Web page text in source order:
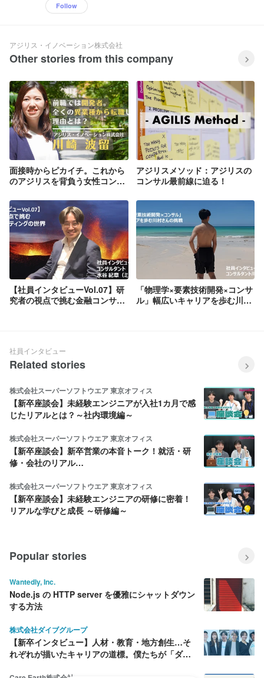
Follow
アジリス・イノベーション株式会社
Other stories from this company
面接時からピカイチ。これから
のアジリスを背負う女性コンサ
た理由とアジリスの魅力を語っ
てもらいました。
アジリスメソッド：アジリスの
コンサル最前線に迫る！
【社員インタビューVol.07】研
究者の視点で挑む金融コンサル
「物理学×要素技術開発×コンサ
ル」幅広いキャリアを歩む川村
社員インタビュー
Related stories
株式会社スーパーソフトウエア 東京オフィス
【新卒座談会】未経験エンジニアが入社1カ月で感
じたリアルとは？～社内環境編～
株式会社スーパーソフトウエア 東京オフィス
【新卒座談会】新卒営業の本音トーク！就活・研
修・会社のリアル…
株式会社スーパーソフトウエア 東京オフィス
【新卒座談会】未経験エンジニアの研修に密着！
リアルな学びと成長 ～研修編～
Popular stories
Wantedly, Inc.
Node.js の HTTP server を優雅にシャットダウン
する方法
株式会社ダイブグループ
【新卒インタビュー】人材・教育・地方創生…そ
れぞれが描いたキャリアの道標。僕たちが「ダイ